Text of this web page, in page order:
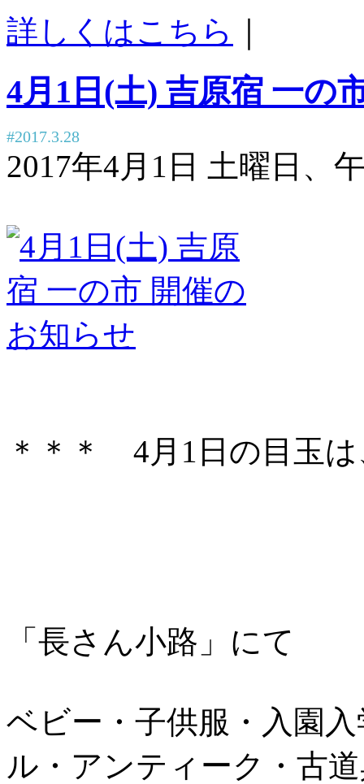
詳しくはこちら
4月1日(土) 吉原宿 一の
#2017.3.28
2017年4月1日 土曜日、
＊＊＊ 4月1日の目玉
「長さん小路」にて
ベビー・子供服・入園
ル・アンティーク・古